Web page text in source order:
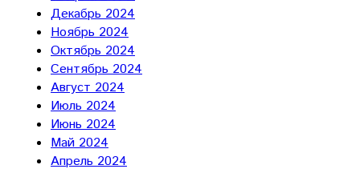
Декабрь 2024
Ноябрь 2024
Октябрь 2024
Сентябрь 2024
Август 2024
Июль 2024
Июнь 2024
Май 2024
Апрель 2024